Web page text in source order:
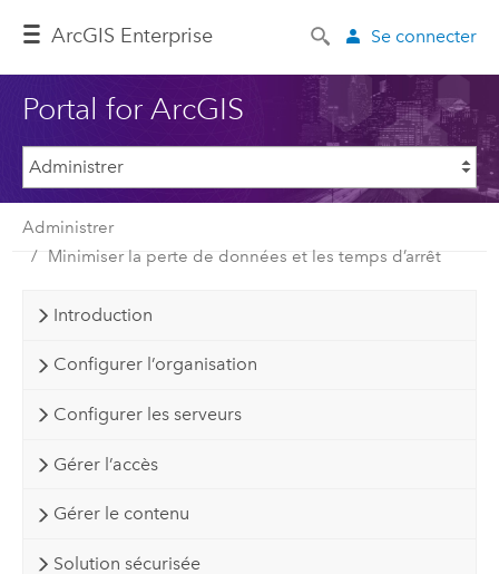
ArcGIS Enterprise Se connecter
Portal for ArcGIS
Administrer
Minimiser la perte de données et les temps d’arrêt
Introduction
Configurer l’organisation
Configurer les serveurs
Gérer l’accès
Gérer le contenu
Solution sécurisée